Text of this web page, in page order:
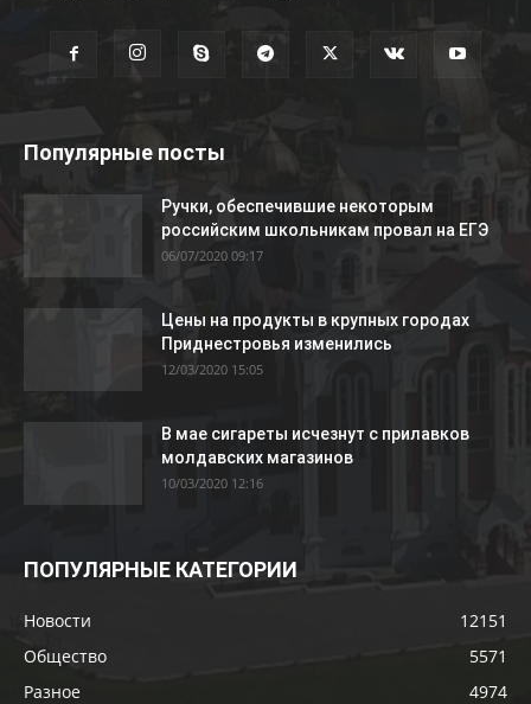
Популярные посты
Ручки, обеспечившие некоторым
российским школьникам провал на ЕГЭ
06/07/2020 09:17
Цены на продукты в крупных городах
Приднестровья изменились
12/03/2020 15:05
В мае сигареты исчезнут с прилавков
молдавских магазинов
10/03/2020 12:16
ПОПУЛЯРНЫЕ КАТЕГОРИИ
Новости
12151
Общество
5571
Разное
4974